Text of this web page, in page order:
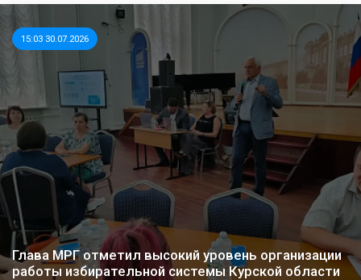
15:03 30.07.2026
Глава МРГ отметил высокий уровень организации
работы избирательной системы Курской области